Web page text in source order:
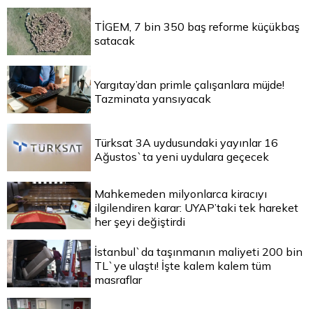
TİGEM, 7 bin 350 baş reforme küçükbaş
satacak
Yargıtay’dan primle çalışanlara müjde!
Tazminata yansıyacak
Türksat 3A uydusundaki yayınlar 16
Ağustos`ta yeni uydulara geçecek
Mahkemeden milyonlarca kiracıyı
ilgilendiren karar: UYAP’taki tek hareket
her şeyi değiştirdi
İstanbul`da taşınmanın maliyeti 200 bin
TL`ye ulaştı! İşte kalem kalem tüm
masraflar